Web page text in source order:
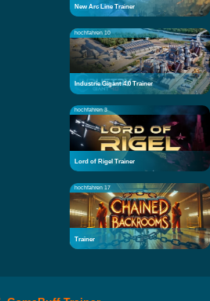
New Arc Line Trainer
hochfahren 10
Industrie Gigant 4.0 Trainer
hochfahren 3
Lord of Rigel Trainer
hochfahren 17
Trainer